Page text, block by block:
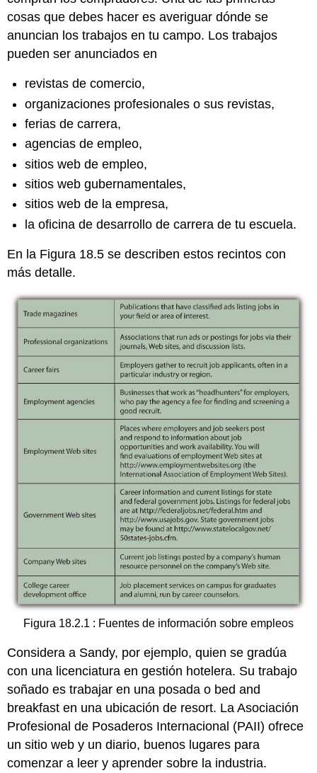
cosas que debes hacer es averiguar dónde se
anuncian los trabajos en tu campo. Los trabajos
pueden ser anunciados en
revistas de comercio,
organizaciones profesionales o sus revistas,
ferias de carrera,
agencias de empleo,
sitios web de empleo,
sitios web gubernamentales,
sitios web de la empresa,
la oficina de desarrollo de carrera de tu escuela.
En la Figura 18.5 se describen estos recintos con
más detalle.
Figura 18.2.1 : Fuentes de información sobre empleos
Considera a Sandy, por ejemplo, quien se gradúa
con una licenciatura en gestión hotelera. Su trabajo
soñado es trabajar en una posada o bed and
breakfast en una ubicación de resort. La Asociación
Profesional de Posaderos Internacional (PAII) ofrece
un sitio web y un diario, buenos lugares para
comenzar a leer y aprender sobre la industria.